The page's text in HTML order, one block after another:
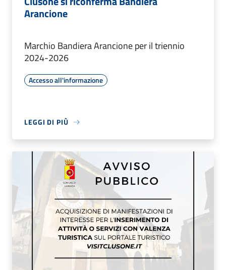
Arancione
Marchio Bandiera Arancione per il triennio
2024-2026
Accesso all'informazione
LEGGI DI PIÙ